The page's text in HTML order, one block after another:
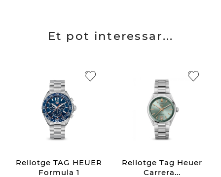
Et pot interessar...
Rellotge TAG HEUER
Formula 1
Rellotge Tag Heuer
Carrera...